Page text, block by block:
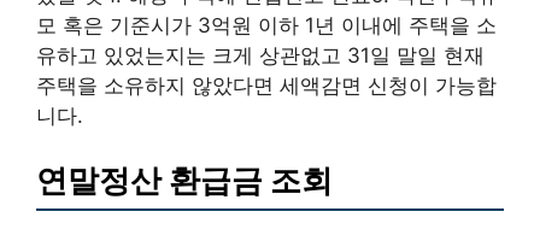
모 혹은 기준시가 3억원 이하 1년 이내에 주택을 소
유하고 있었는지는 크게 상관없고 31일 말일 현재
주택을 소유하지 않았다면 세액감면 신청이 가능합
니다.
연말정산 환급금 조회